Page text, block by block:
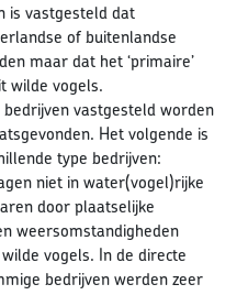
is vastgesteld dat
of buitenlandse
maar dat het ‘primaire’
wilde vogels.
vastgesteld worden
Het volgende is
type bedrijven:
niet in water(vogel)rijke
door plaatselijke
weersomstandigheden
vogels. In de directe
bedrijven werden zeer